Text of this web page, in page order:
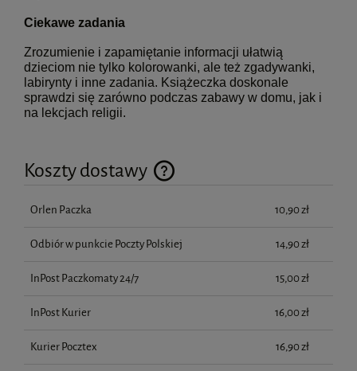
Ciekawe zadania
Zrozumienie i zapamiętanie informacji ułatwią
dzieciom nie tylko kolorowanki, ale też zgadywanki,
labirynty i inne zadania. Książeczka doskonale
sprawdzi się zarówno podczas zabawy w domu, jak i
na lekcjach religii.
Koszty dostawy
Cena nie zawiera ewentualnych kosztów płatności
Orlen Paczka 10,90 zł
Odbiór w punkcie Poczty Polskiej 14,90 zł
InPost Paczkomaty 24/7 15,00 zł
InPost Kurier 16,00 zł
Kurier Pocztex 16,90 zł